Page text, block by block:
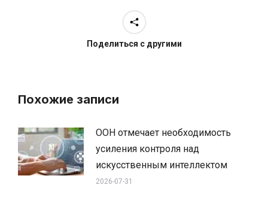
Поделиться с другими
Похожие записи
ООН отмечает необходимость
усиления контроля над
искусственным интеллектом
2026-07-31